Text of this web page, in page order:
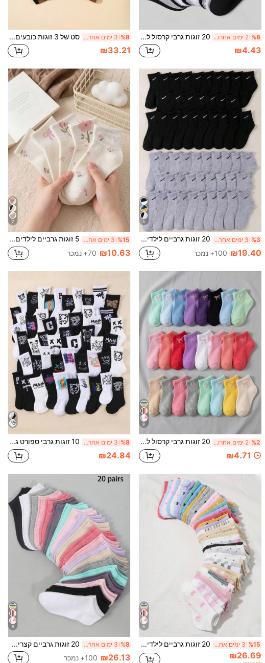
%8 2 ימים אחרונים 20 זוגות גרבי קרסול לילדים עם סמל פפיון קטן מינימליסטי, גרבי ספורט נושמים וסופגי לחות לכל העונות, בצבעים אקראיים
₪4.43
%8 3 ימים אחרונים סט של 3 זוגות כובעים וכפפות סרוגים לתינוקות ופעוטות, סתיו/חורף, עם לוגו של מכונית (3 כובעים + 3 זוגות כפפות), חמים ונעים
₪33.21
5
%3 3 ימים אחרונים 20 זוגות גרביים לילדים, צבעים אפור בינוני ושחור, עמידים בפני ריחות, נושמים, סופגי לחות, מתאים לגילאי 1-16
₪19.40 100+ נמכר
7
%15 3 ימים אחרונים 5 זוגות גרביים לילדים לכל העונות עד גובה השוק, עיצוב פפיון, נקודות ורפילי 3D, גרביים אופנתיים דקים מאוד למראה יומיומי
₪10.63 70+ נמכר
8
%2 2 ימים אחרונים 20 זוגות גרבי קרסול לילדים בצבעים חלקים עם דוגמת פפיון קטן, גרבי תלמידים, גרבי ספורט פשוטים יומיומיים נוחים ומאווררים, מתאימים לכל העונות, צבעים אקראיים
₪4.71
%8 3 ימים אחרונים 10 זוגות גרבי ספורט גבוהים לילדים סתיו/חורף עם הדפס גרפיטי אקראי, מתנה לחזרה לבית הספר, מתאימה לחיי היומיום ולפעילויות חוץ. אופנתיים ונוחים, ידידותיים לעור, נושם וסופג לחות, בנים ובנות, חג ההודיה, מתנה לחג המולד, סגנון אקראי
₪24.84
8
%15 3 ימים אחרונים 20 זוגות גרביים לילדים: צבעי סוכריות, פפיון תחרה, דוגמת לב, פסים, רכים ונוחים, יומיומיים ורב-שימושיים, גרבי תלמידים, צבעים אקראיים
₪26.69
8
%8 3 ימים אחרונים 20 זוגות גרביים קצרים לילדים בצבעים חלקים ורוד & סגול, רכים ונוחים, יומיומיים ומאווררים, גרבי סטודנטים רב-שימושיים, צבעים אקראיים
₪26.13 100+ נמכר